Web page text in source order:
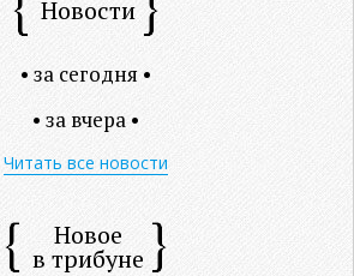
Новости
• за сегодня •
• за вчера •
Читать все новости
Новое
в трибуне